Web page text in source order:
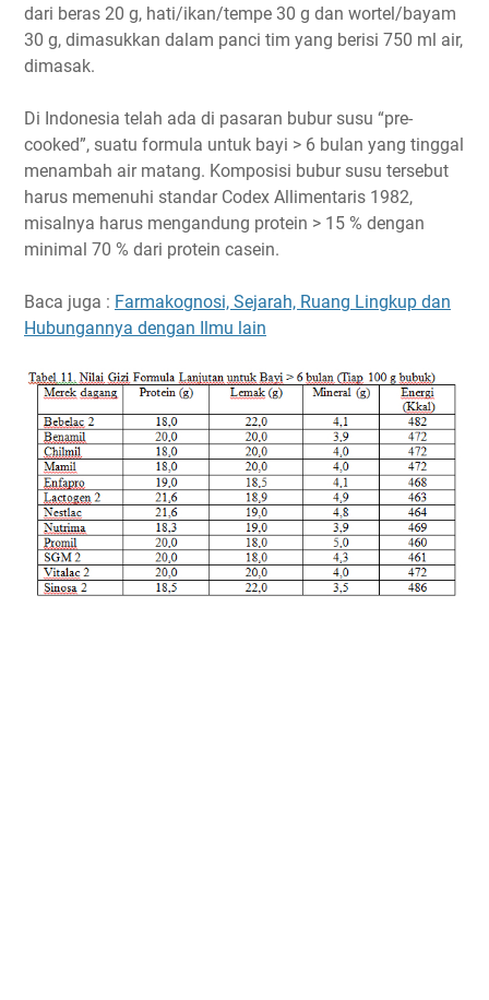
dari beras 20 g, hati/ikan/tempe 30 g dan wortel/bayam
30 g, dimasukkan dalam panci tim yang berisi 750 ml air,
dimasak.
Di Indonesia telah ada di pasaran bubur susu “pre-
cooked”, suatu formula untuk bayi > 6 bulan yang tinggal
menambah air matang. Komposisi bubur susu tersebut
harus memenuhi standar Codex Allimentaris 1982,
misalnya harus mengandung protein > 15 % dengan
minimal 70 % dari protein casein.
Baca juga : Farmakognosi, Sejarah, Ruang Lingkup dan
Hubungannya dengan Ilmu lain